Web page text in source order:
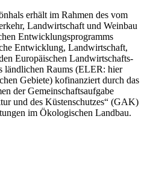
erhält im Rahmen des vom
Land­wirt­schaft und Weinbau
Entwick­lungs­programms
Entwick­lung, Landwirt­schaft,
Euro­päischen Land­wirtschafts­
länd­lichen Raums (ELER: hier
Gebiete) kofinanziert durch das
der Gemein­schafts­aufgabe
und des Küsten­schutzes“ (GAK)
im Ökolo­gischen Landbau.